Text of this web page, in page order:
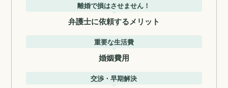
離婚で損はさせません！
弁護士に依頼するメリット
重要な生活費
婚姻費用
交渉・早期解決